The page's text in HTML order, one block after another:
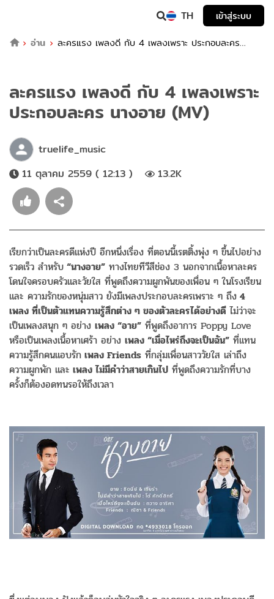
TH
เข้าสู่ระบบ
อ่าน
ละครแรง เพลงดี กับ 4 เพลงเพราะ ประกอบละคร
ละครแรง เพลงดี กับ 4 เพลงเพราะ
ประกอบละคร นางอาย (MV)
truelife_music
11 ตุลาคม 2559 ( 12:13 )
13.2K
เรียกว่าเป็นละครดีแห่งปี อีกหนึ่งเรื่อง ที่ตอนนี้เรตติ้งพุ่ง ๆ ขึ้นไปอย่าง
รวดเร็ว สำหรับ “นางอาย” ทางไทยทีวีสีช่อง 3 นอกจากเนื้อหาละคร
โดนใจครอบครัวและวัยใส ที่พูดถึงความผูกพันของเพื่อน ๆ ในโรงเรียน
และ ความรักของหนุ่มสาว ยังมีเพลงประกอบละครเพราะ ๆ ถึง 4
เพลง ที่เป็นตัวแทนความรู้สึกต่าง ๆ ของตัวละครได้อย่างดี ไม่ว่าจะ
เป็นเพลงสนุก ๆ อย่าง เพลง “อาย” ที่พูดถึงอาการ Poppy Love
หรือเป็นเพลงเนื้อหาเศร้า อย่าง เพลง “เมื่อไหร่ถึงจะเป็นฉัน” ที่แทน
ความรู้สึกคนแอบรัก เพลง Friends ที่กลุ่มเพื่อนสาววัยใส เล่าถึง
ความผูกพัก และ เพลง ไม่มีคำว่าสายเกินไป ที่พูดถึงความรักที่บาง
ครั้งก็ต้องอดทนรอให้ถึงเวลา